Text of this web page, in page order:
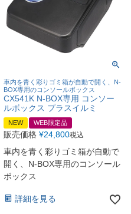
車内を青く彩りゴミ箱が自動で開く、N-
BOX専用のコンソールボックス
CX541K N-BOX専用 コンソー
ルボックス プラスイルミ
NEW WEB限定品
販売価格 ¥24,800税込
車内を青く彩りゴミ箱が自動で
開く、N-BOX専用のコンソール
ボックス
詳細を見る